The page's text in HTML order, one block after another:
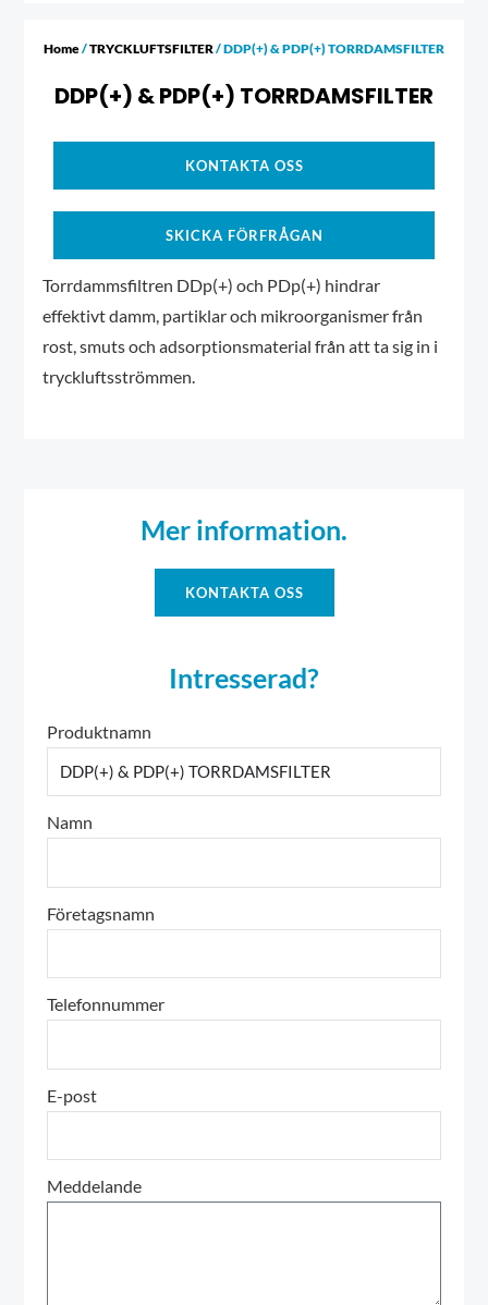
Home/TRYCKLUFTSFILTER / DDP(+) & PDP(+) TORRDAMSFILTER
DDP(+) & PDP(+) TORRDAMSFILTER
KONTAKTA OSS
SKICKA FÖRFRÅGAN
Torrdammsfiltren DDp(+) och PDp(+) hindrar
effektivt damm, partiklar och mikroorganismer från
rost, smuts och adsorptionsmaterial från att ta sig in i
tryckluftsströmmen.
Mer information.
KONTAKTA OSS
Intresserad?
Produktnamn
Namn
Företagsnamn
Telefonnummer
E-post
Meddelande